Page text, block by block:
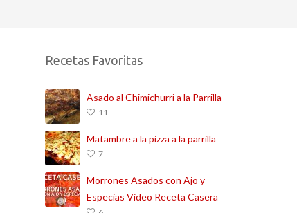
Recetas Favoritas
Asado al Chimichurri a la Parrilla
11
Matambre a la pizza a la parrilla
7
Morrones Asados con Ajo y
Especias Video Receta Casera